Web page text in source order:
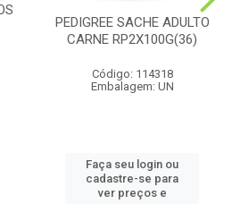
PEDIGREE SACHE ADULTO
CARNE RP2X100G(36)
Código: 114318
Embalagem: UN
Faça seu login ou
cadastre-se para
ver preços e